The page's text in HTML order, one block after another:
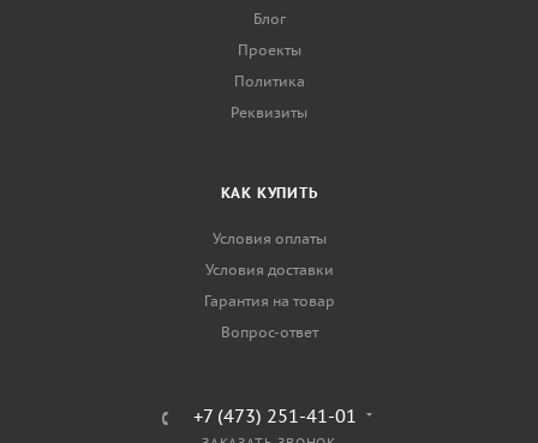
Блог
Проекты
Политика
Реквизиты
КАК КУПИТЬ
Условия оплаты
Условия доставки
Гарантия на товар
Вопрос-ответ
+7 (473) 251-41-01